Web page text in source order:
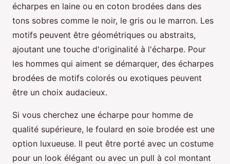
écharpes en laine ou en coton brodées dans des
tons sobres comme le noir, le gris ou le marron. Les
motifs peuvent être géométriques ou abstraits,
ajoutant une touche d'originalité à l'écharpe. Pour
les hommes qui aiment se démarquer, des écharpes
brodées de motifs colorés ou exotiques peuvent
être un choix audacieux.
Si vous cherchez une écharpe pour homme de
qualité supérieure, le foulard en soie brodée est une
option luxueuse. Il peut être porté avec un costume
pour un look élégant ou avec un pull à col montant